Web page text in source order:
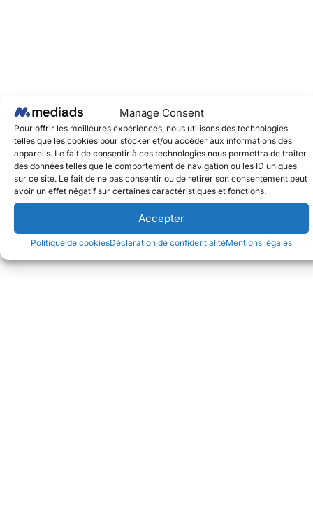
Manage Consent
Pour offrir les meilleures expériences, nous utilisons des technologies
telles que les cookies pour stocker et/ou accéder aux informations des
appareils. Le fait de consentir à ces technologies nous permettra de traiter
des données telles que le comportement de navigation ou les ID uniques
sur ce site. Le fait de ne pas consentir ou de retirer son consentement peut
avoir un effet négatif sur certaines caractéristiques et fonctions.
Accepter
Politique de cookiesDéclaration de confidentialitéMentions légales